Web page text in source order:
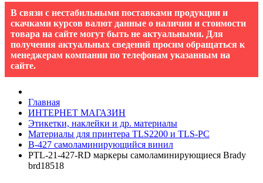
В связи с нестабильными поставками продукции и
скачками курсов валют данные о наличии и стоимости
товара на сайте могут быть не актуальными. Для
получения актуальных сведений просим обращаться к
менеджерам компании по телефонам указанным на
сайте.
Главная
ИНТЕРНЕТ МАГАЗИН
Этикетки, наклейки и др. материалы
Материалы для принтера TLS2200 и TLS-PC
B-427 cамоламинирующийся винил
PTL-21-427-RD маркеры самоламинирующиеся Brady
brd18518